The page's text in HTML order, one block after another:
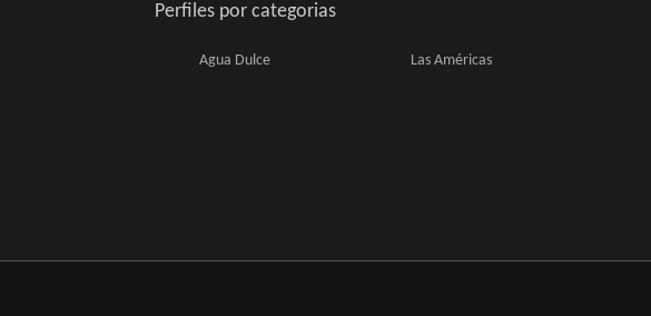
Perfiles por categorias
Agua Dulce Las Américas